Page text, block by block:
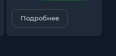
Подробнее